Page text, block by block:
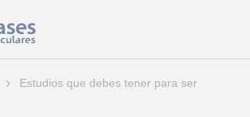
Estudios que debes tener para ser